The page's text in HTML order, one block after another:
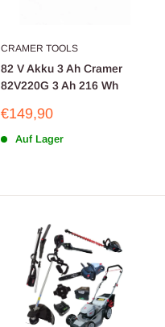
CRAMER TOOLS
82 V Akku 3 Ah Cramer
82V220G 3 Ah 216 Wh
Sonderpreis
€149,90
Auf Lager